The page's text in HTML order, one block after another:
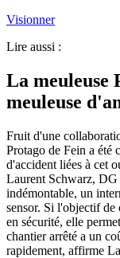
Visionner
Lire aussi :
La meuleuse
meuleuse
Fruit d'une
Protago de Fein a été
d'accident liées à cet
Laurent Schwarz, DG
indémontable, un
sensor. Si l'objectif de
en sécurité, elle
chantier arrêté a un
rapidement, affirme